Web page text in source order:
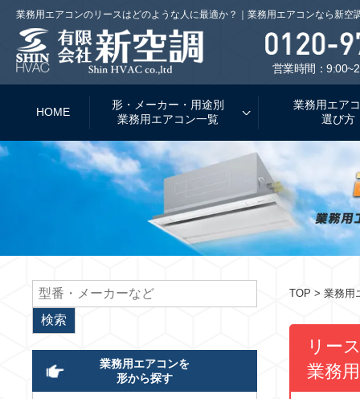
業務用エアコンのリースはどのような人に最適か？｜業務用エアコンなら新空
営業時間：
HOME
形・メーカー・用途別
業務用エアコン一覧
業務用エア
選び方
TOP > 業務用
リー
業務
業務用エアコンを
形から探す